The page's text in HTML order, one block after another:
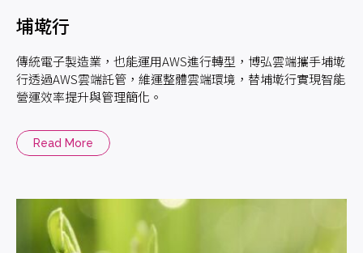
埔墘行
傳統電子製造業，也能運用AWS進行轉型，博弘雲端攜手埔墘
行透過AWS雲端託管，維運整體雲端環境，替埔墘行實現智能
營運效率提升與管理簡化。
Read More